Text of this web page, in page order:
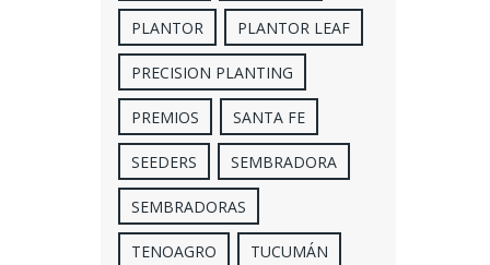
PLANTOR PLANTOR LEAF
PRECISION PLANTING
PREMIOS SANTA FE
SEEDERS SEMBRADORA
SEMBRADORAS
TENOAGRO TUCUMÁN